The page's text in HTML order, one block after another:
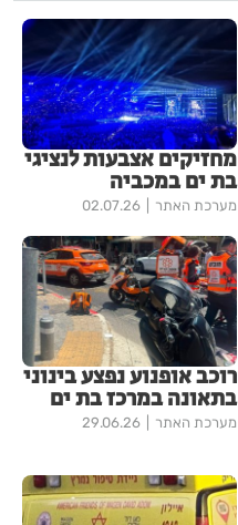
מחזיקים אצבעות לנציגי
בת ים במכביה
מערכת האתר 02.07.26
רוכב אופנוע נפצע בינוני
בתאונה במרכז בת ים
מערכת האתר 29.06.26